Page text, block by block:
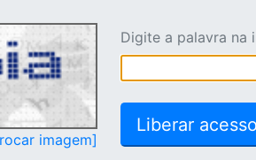
imagem]
Digite a palavra na